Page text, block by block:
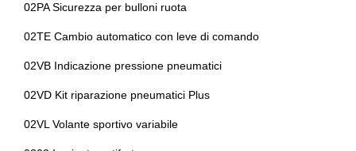
Fari con accensione automatica
Fari con accensione automatica + sensore pioggia
Cambio automatico a 8 marce
Cerchi in lega da 19
Cerchi in lega da 20
02PA Sicurezza per bulloni ruota
02TE Cambio automatico con leve di comando
02VB Indicazione pressione pneumatici
02VD Kit riparazione pneumatici Plus
02VL Volante sportivo variabile